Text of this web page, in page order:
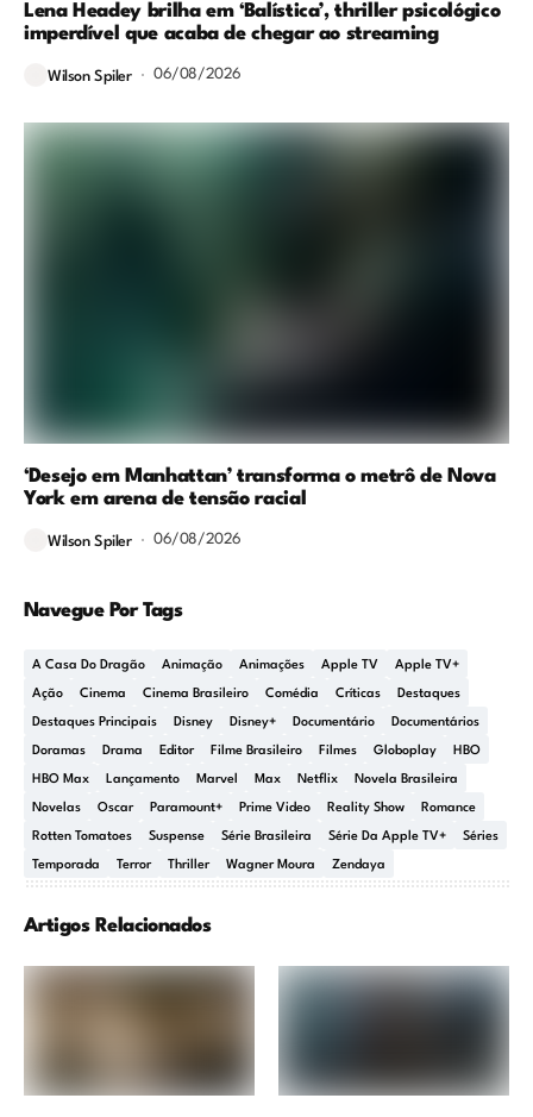
Lena Headey brilha em ‘Balística’, thriller psicológico
imperdível que acaba de chegar ao streaming
Wilson Spiler 06/08/2026
‘Desejo em Manhattan’ transforma o metrô de Nova
York em arena de tensão racial
Wilson Spiler 06/08/2026
Navegue Por Tags
A Casa Do Dragão Animação Animações Apple TV Apple TV+
Ação Cinema Cinema Brasileiro Comédia Críticas Destaques
Destaques Principais Disney Disney+ Documentário Documentários
Doramas Drama Editor Filme Brasileiro Filmes Globoplay HBO
HBO Max Lançamento Marvel Max Netflix Novela Brasileira
Novelas Oscar Paramount+ Prime Video Reality Show Romance
Rotten Tomatoes Suspense Série Brasileira Série Da Apple TV+ Séries
Temporada Terror Thriller Wagner Moura Zendaya
Artigos Relacionados